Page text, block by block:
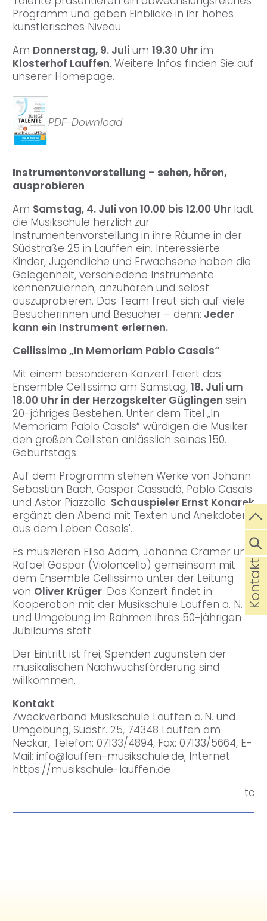
Programm und geben Einblicke in ihr hohes
künstlerisches Niveau.
Am Donnerstag, 9. Juli um 19.30 Uhr im
Klosterhof Lauffen. Weitere Infos finden Sie auf
unserer Homepage.
PDF-Download
Instrumentenvorstellung – sehen, hören,
ausprobieren
Am Samstag, 4. Juli von 10.00 bis 12.00 Uhr lädt
die Musikschule herzlich zur
Instrumentenvorstellung in ihre Räume in der
Südstraße 25 in Lauffen ein. Interessierte
Kinder, Jugendliche und Erwachsene haben die
Gelegenheit, verschiedene Instrumente
kennenzulernen, anzuhören und selbst
auszuprobieren. Das Team freut sich auf viele
Besucherinnen und Besucher – denn: Jeder
kann ein Instrument erlernen.
Cellissimo „In Memoriam Pablo Casals“
Mit einem besonderen Konzert feiert das
Ensemble Cellissimo am Samstag, 18. Juli um
18.00 Uhr in der Herzogskelter Güglingen sein
20-jähriges Bestehen. Unter dem Titel „In
Memoriam Pablo Casals“ würdigen die Musiker
den großen Cellisten anlässlich seines 150.
Geburtstags.
Auf dem Programm stehen Werke von Johann
Sebastian Bach, Gaspar Cassadó, Pablo Casals
und Astor Piazzolla. Schauspieler Ernst Konarek
ergänzt den Abend mit Texten und Anekdoten
aus dem Leben Casals'.
Es musizieren Elisa Adam, Johanne Crämer und
Rafael Gaspar (Violoncello) gemeinsam mit
dem Ensemble Cellissimo unter der Leitung
von Oliver Krüger. Das Konzert findet in
Kooperation mit der Musikschule Lauffen a. N.
und Umgebung im Rahmen ihres 50-jährigen
Jubiläums statt.
Der Eintritt ist frei, Spenden zugunsten der
musikalischen Nachwuchsförderung sind
willkommen.
Kontakt
Zweckverband Musikschule Lauffen a. N. und
Umgebung, Südstr. 25, 74348 Lauffen am
Neckar, Telefon: 07133/4894, Fax: 07133/5664, E-
Mail: info@lauffen-musikschule.de, Internet:
https://musikschule-lauffen.de
tc
Kontakt